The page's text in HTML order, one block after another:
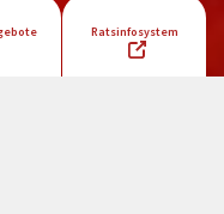
Ratsinfosystem